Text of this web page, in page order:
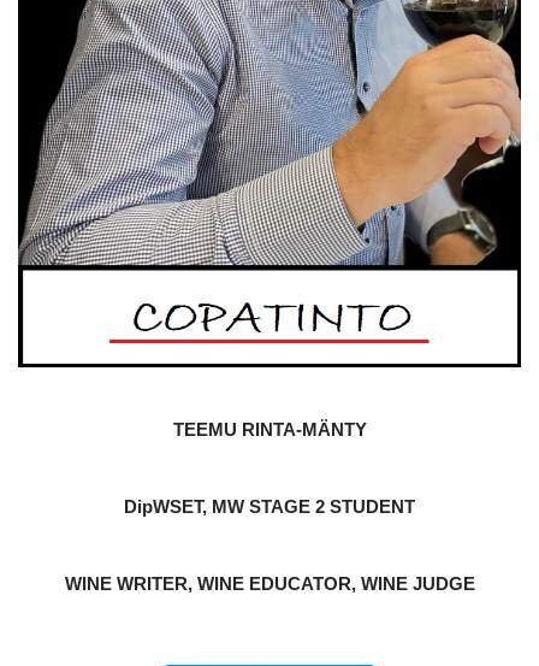
TEEMU RINTA-MÄNTY
DipWSET, MW STAGE 2 STUDENT
WINE WRITER, WINE EDUCATOR, WINE JUDGE